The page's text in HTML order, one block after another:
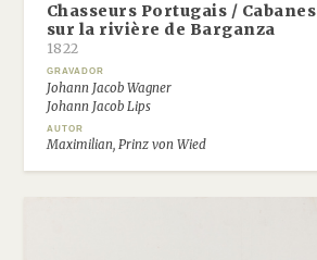
Chasseurs Portugais /
sur la rivière de Barganza
1822
GRAVADOR
Johann Jacob Wagner
Johann Jacob Lips
AUTOR
Maximilian, Prinz von Wied